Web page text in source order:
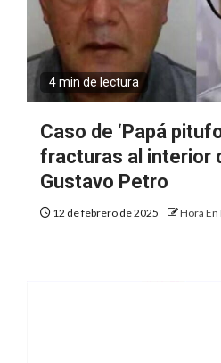
4 min de lectura
Caso de ‘Papá
fracturas al interior
Gustavo Petro
12 de febrero de 2025 Hora En